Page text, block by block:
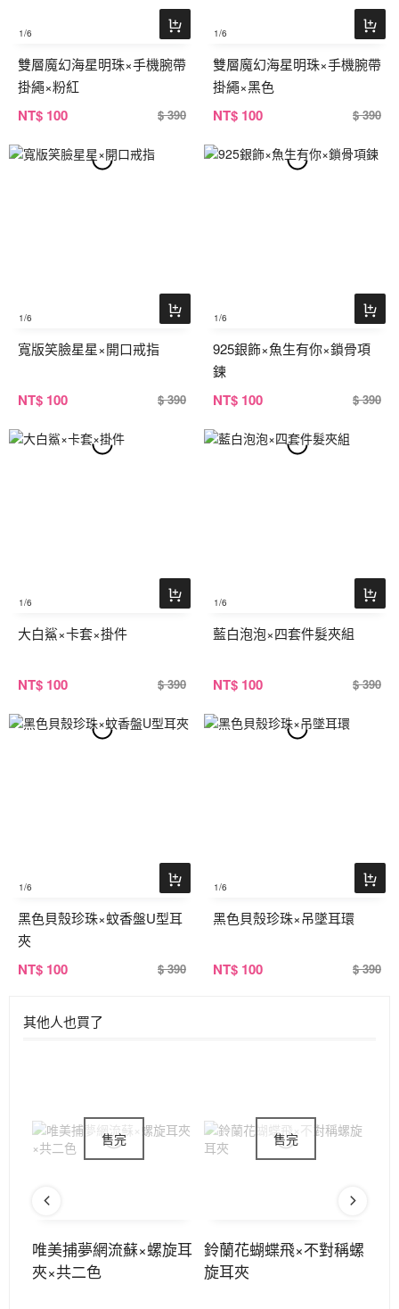
1/6
雙層魔幻海星明珠×手機腕帶
掛繩×粉紅
NT$ 100 $ 390
1/6
雙層魔幻海星明珠×手機腕帶
掛繩×黑色
NT$ 100 $ 390
1/6
寬版笑臉星星×開口戒指
NT$ 100 $ 390
1/6
925銀飾×魚生有你×鎖骨項
鍊
NT$ 100 $ 390
1/6
大白鯊×卡套×掛件
NT$ 100 $ 390
1/6
藍白泡泡×四套件髮夾組
NT$ 100 $ 390
1/6
黑色貝殼珍珠×蚊香盤U型耳
夾
NT$ 100 $ 390
1/6
黑色貝殼珍珠×吊墜耳環
NT$ 100 $ 390
其他人也買了
唯美捕夢網流蘇×螺旋耳
夾×共二色
鈴蘭花蝴蝶飛×不對稱螺
旋耳夾